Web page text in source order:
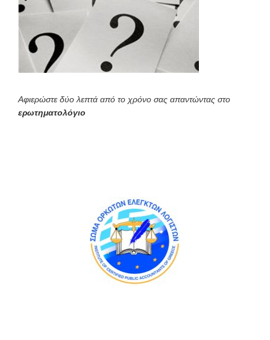
Αφιερώστε δύο λεπτά από το χρόνο σας απαντώντας στο
ερωτηματολόγιο